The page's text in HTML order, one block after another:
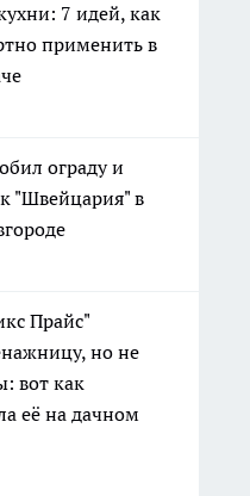
7 идей, как
применить в
ограду и
"Швейцария" в
Прайс"
но не
вот как
её на дачном